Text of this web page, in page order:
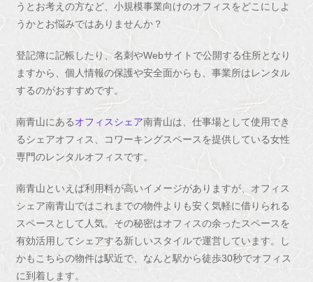
うとお考えの方など、小規模事業向けのオフィスをどこにしよ
うかとお悩みではありませんか？
登記簿に記帳したり、名刺やWebサイトで公開する住所となり
ますから、個人情報の保護や安全面からも、事業所はレンタル
するのがおすすめです。
南青山にあるオフィスシェア南青山は、仕事場として使用でき
るシェアオフィス、コワーキングスペースを提供している女性
専門のレンタルオフィスです。
南青山といえば利用料が高いイメージがありますが、オフィス
シェア南青山ではこれまでの物件よりも安く気軽に借りられる
スペースとして人気。その秘密はオフィスの余ったスペースを
有効活用してシェアする新しいスタイルで運営しています。し
かもこちらの物件は駅近で、なんと駅から徒歩30秒でオフィス
に到着します。